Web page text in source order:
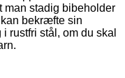
man stadig bibeholder
bekræfte sin
rustfri stål, om du skal